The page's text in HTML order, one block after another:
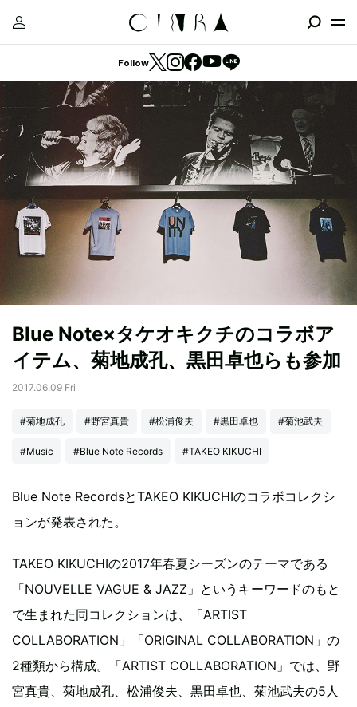
Follow
Blue Note×タケオキクチのコラボア
イテム、菊地成孔、黒田卓也らも参加
2017.06.09 Fri
#菊地成孔 #野宮真貴 #松浦俊夫 #黒田卓也 #菊池武夫
#Music #Blue Note Records #TAKEO KIKUCHI
Blue Note RecordsとTAKEO KIKUCHIのコラボコレクシ
ョンが発表された。
TAKEO KIKUCHIの2017年春夏シーズンのテーマである
「NOUVELLE VAGUE & JAZZ」というキーワードのもと
で生まれた同コレクションは、「ARTIST
COLLABORATION」「ORIGINAL COLLABORATION」の
2種類から構成。「ARTIST COLLABORATION」では、野
宮真貴、菊地成孔、松浦俊夫、黒田卓也、菊池武夫の5人